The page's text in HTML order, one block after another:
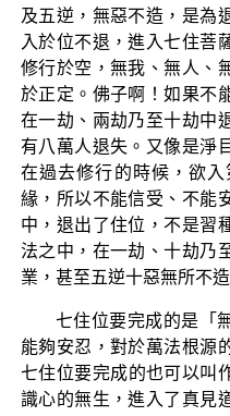
及五逆，無惡不造，是為
入於位不退，進入七住菩
修行於空，無我、無人、
於正定。佛子啊！如果不
在一劫、兩劫乃至十劫中
有八萬人退失。又像是淨
在過去修行的時候，欲
緣，所以不能信受、不能
中，退出了住位，不是習
法之中，在一劫、十劫乃
業，甚至五逆十惡無所不
七住位要完成的是「
能夠安忍，對於萬法根源
七住位要完成的也可以
識心的無生，進入了真見